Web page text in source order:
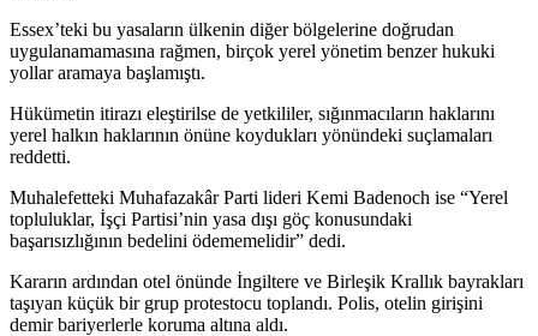
Essex’teki bu yasaların ülkenin diğer bölgelerine doğrudan
uygulanamamasına rağmen, birçok yerel yönetim benzer hukuki
yollar aramaya başlamıştı.
Hükümetin itirazı eleştirilse de yetkililer, sığınmacıların haklarını
yerel halkın haklarının önüne koydukları yönündeki suçlamaları
reddetti.
Muhalefetteki Muhafazakâr Parti lideri Kemi Badenoch ise “Yerel
topluluklar, İşçi Partisi’nin yasa dışı göç konusundaki
başarısızlığının bedelini ödememelidir” dedi.
Kararın ardından otel önünde İngiltere ve Birleşik Krallık bayrakları
taşıyan küçük bir grup protestocu toplandı. Polis, otelin girişini
demir bariyerlerle koruma altına aldı.